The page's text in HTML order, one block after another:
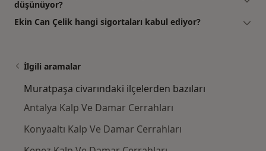
düşünüyor?
Ekin Can Çelik hangi sigortaları kabul ediyor?
İlgili aramalar
Muratpaşa civarındaki ilçelerden bazıları
Antalya Kalp Ve Damar Cerrahları
Konyaaltı Kalp Ve Damar Cerrahları